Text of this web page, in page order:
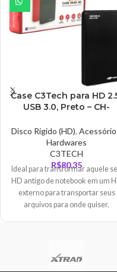
Case C3Tech para HD
USB 3.0, Preto – CH-
Disco Rígido (HD),
Hardwares
C3TECH
R$80,35
Ideal para transformar aquele
HD antigo de notebook em um
externo para transportar seus
arquivos para onde quiser.
USB. Super simples de utilizar,
basta conectar o HD a case e